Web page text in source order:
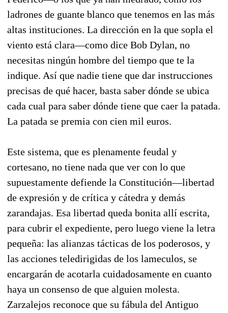
ladrones de guante blanco que tenemos en las más
altas instituciones. La dirección en la que sopla el
viento está clara—como dice Bob Dylan, no
necesitas ningún hombre del tiempo que te la
indique. Así que nadie tiene que dar instrucciones
precisas de qué hacer, basta saber dónde se ubica
cada cual para saber dónde tiene que caer la patada.
La patada se premia con cien mil euros.
Este sistema, que es plenamente feudal y
cortesano, no tiene nada que ver con lo que
supuestamente defiende la Constitución—libertad
de expresión y de crítica y cátedra y demás
zarandajas. Esa libertad queda bonita allí escrita,
para cubrir el expediente, pero luego viene la letra
pequeña: las alianzas tácticas de los poderosos, y
las acciones teledirigidas de los lameculos, se
encargarán de acotarla cuidadosamente en cuanto
haya un consenso de que alguien molesta.
Zarzalejos reconoce que su fábula del Antiguo